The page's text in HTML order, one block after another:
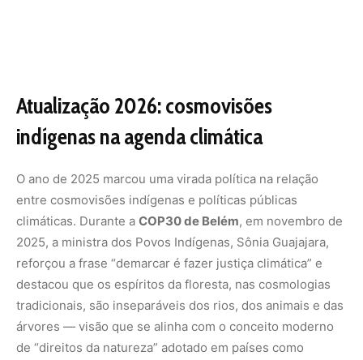
Atualização 2026: cosmovisões
indígenas na agenda climática
O ano de 2025 marcou uma virada política na relação
entre cosmovisões indígenas e políticas públicas
climáticas. Durante a COP30 de Belém, em novembro de
2025, a ministra dos Povos Indígenas, Sônia Guajajara,
reforçou a frase “demarcar é fazer justiça climática” e
destacou que os espíritos da floresta, nas cosmologias
tradicionais, são inseparáveis dos rios, dos animais e das
árvores — visão que se alinha com o conceito moderno
de “direitos da natureza” adotado em países como